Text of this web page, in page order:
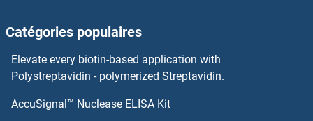
SMU1 Anticorps
SMTNL1 Anticorps
SMS Anticorps
Catégories populaires
Elevate every biotin-based application with
Polystreptavidin - polymerized Streptavidin.
AccuSignal™ Nuclease ELISA Kit